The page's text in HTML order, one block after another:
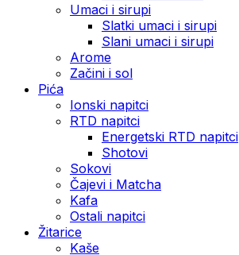
Umaci i sirupi
Slatki umaci i sirupi
Slani umaci i sirupi
Arome
Začini i sol
Pića
Ionski napitci
RTD napitci
Energetski RTD napitci
Shotovi
Sokovi
Čajevi i Matcha
Kafa
Ostali napitci
Žitarice
Kaše